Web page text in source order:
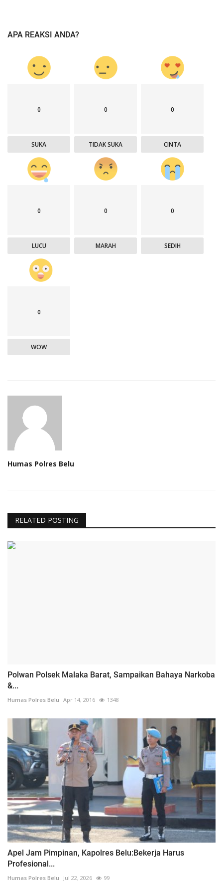
APA REAKSI ANDA?
0
SUKA
0
TIDAK SUKA
0
CINTA
0
LUCU
0
MARAH
0
SEDIH
0
WOW
Humas Polres Belu
RELATED POSTING
Polwan Polsek Malaka Barat, Sampaikan Bahaya Narkoba
&...
Humas Polres Belu Apr 14, 2016 1348
Apel Jam Pimpinan, Kapolres Belu:Bekerja Harus
Profesional...
Humas Polres Belu Jul 22, 2026 99